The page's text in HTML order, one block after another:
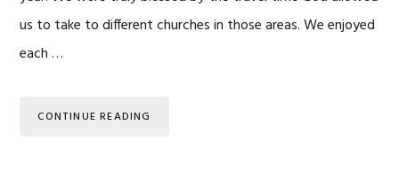
us to take to different churches in those areas. We enjoyed
each …
CONTINUE READING